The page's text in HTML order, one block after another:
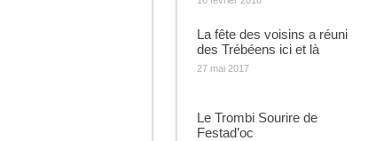
La fête des voisins a réuni
des Trébéens ici et là
27 mai 2017
Le Trombi Sourire de
Festad’oc